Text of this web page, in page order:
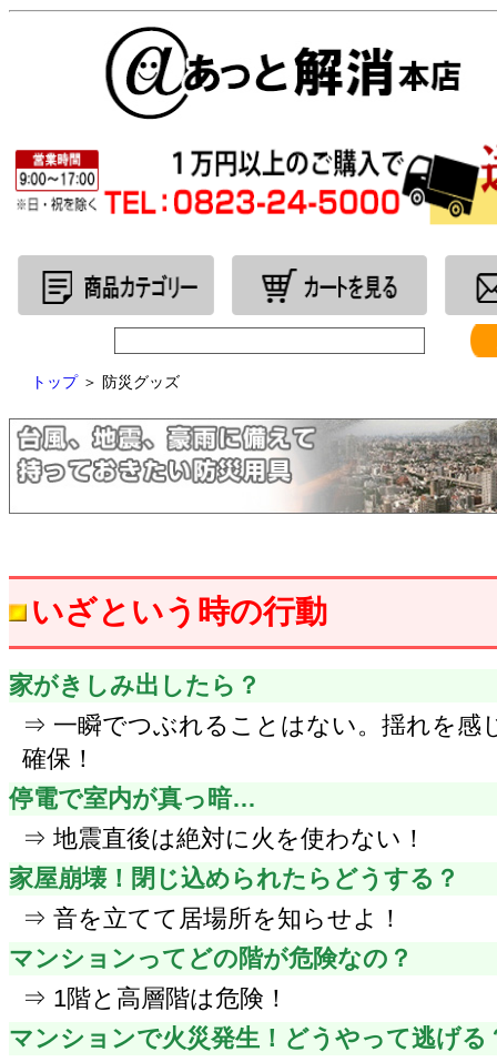
トップ＞ 防災グッズ
いざという時の行動
家がきしみ出したら？
⇒ 一瞬でつぶれることはない。揺れを感
確保！
停電で室内が真っ暗…
⇒ 地震直後は絶対に火を使わない！
家屋崩壊！閉じ込められたらどうする？
⇒ 音を立てて居場所を知らせよ！
マンションってどの階が危険なの？
⇒ 1階と高層階は危険！
マンションで火災発生！どうやって逃げる